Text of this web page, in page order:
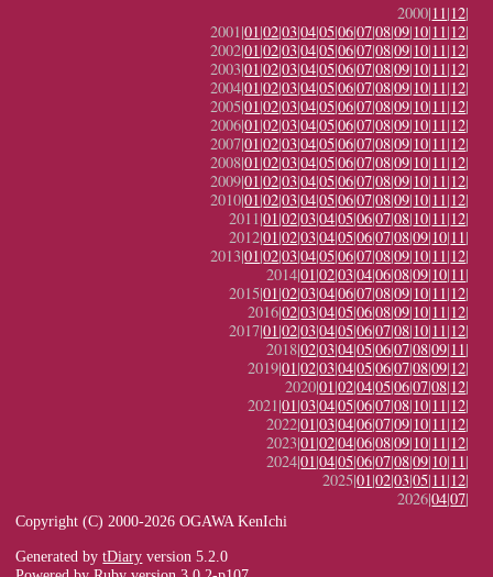
2000|11|12|
2001|01|02|03|04|05|06|07|08|09|10|11|12|
2002|01|02|03|04|05|06|07|08|09|10|11|12|
2003|01|02|03|04|05|06|07|08|09|10|11|12|
2004|01|02|03|04|05|06|07|08|09|10|11|12|
2005|01|02|03|04|05|06|07|08|09|10|11|12|
2006|01|02|03|04|05|06|07|08|09|10|11|12|
2007|01|02|03|04|05|06|07|08|09|10|11|12|
2008|01|02|03|04|05|06|07|08|09|10|11|12|
2009|01|02|03|04|05|06|07|08|09|10|11|12|
2010|01|02|03|04|05|06|07|08|09|10|11|12|
2011|01|02|03|04|05|06|07|08|10|11|12|
2012|01|02|03|04|05|06|07|08|09|10|11|
2013|01|02|03|04|05|06|07|08|09|10|11|12|
2014|01|02|03|04|06|08|09|10|11|
2015|01|02|03|04|06|07|08|09|10|11|12|
2016|02|03|04|05|06|08|09|10|11|12|
2017|01|02|03|04|05|06|07|08|10|11|12|
2018|02|03|04|05|06|07|08|09|11|
2019|01|02|03|04|05|06|07|08|09|12|
2020|01|02|04|05|06|07|08|12|
2021|01|03|04|05|06|07|08|10|11|12|
2022|01|03|04|06|07|09|10|11|12|
2023|01|02|04|06|08|09|10|11|12|
2024|01|04|05|06|07|08|09|10|11|
2025|01|02|03|05|11|12|
2026|04|07|
Copyright (C) 2000-2026 OGAWA KenIchi
Generated bytDiary version 5.2.0